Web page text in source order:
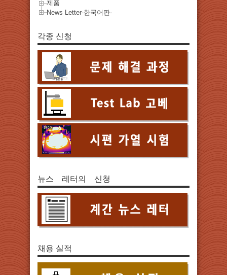
제품
News Letter-한국어판-
각종 신청
뉴스 레터의 신청
채용 실적